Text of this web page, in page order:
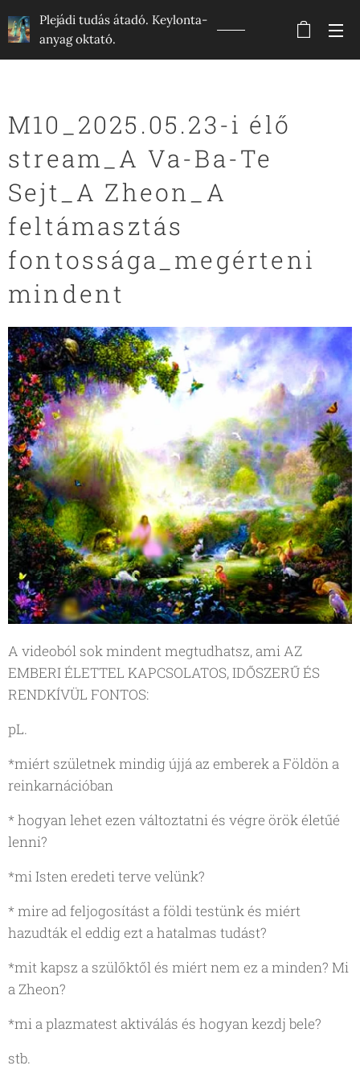
Plejádi tudás átadó. Keylonta-
anyag oktató.
M10_2025.05.23-i élő
stream_A Va-Ba-Te
Sejt_A Zheon_A
feltámasztás
fontossága_megérteni
mindent
A videoból sok mindent megtudhatsz, ami AZ
EMBERI ÉLETTEL KAPCSOLATOS, IDŐSZERŰ ÉS
RENDKÍVÜL FONTOS:
pL.
*miért születnek mindig újjá az emberek a Földön a
reinkarnációban
* hogyan lehet ezen változtatni és végre örök életűé
lenni?
*mi Isten eredeti terve velünk?
* mire ad feljogosítást a földi testünk és miért
hazudták el eddig ezt a hatalmas tudást?
*mit kapsz a szülőktől és miért nem ez a minden? Mi
a Zheon?
*mi a plazmatest aktiválás és hogyan kezdj bele?
stb.